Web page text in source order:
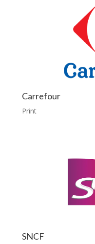
Carrefour
Print
SNCF